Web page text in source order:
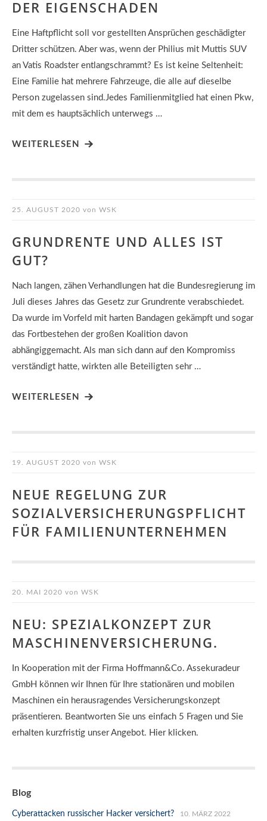
DER EIGENSCHADEN
Eine Haftpflicht soll vor gestellten Ansprüchen geschädigter
Dritter schützen. Aber was, wenn der Philius mit Muttis SUV
an Vatis Roadster entlangschrammt? Es ist keine Seltenheit:
Eine Familie hat mehrere Fahrzeuge, die alle auf dieselbe
Person zugelassen sind.Jedes Familienmitglied hat einen Pkw,
mit dem es hauptsächlich unterwegs …
WEITERLESEN
25. AUGUST 2020 von WSK
GRUNDRENTE UND ALLES IST
GUT?
Nach langen, zähen Verhandlungen hat die Bundesregierung im
Juli dieses Jahres das Gesetz zur Grundrente verabschiedet.
Da wurde im Vorfeld mit harten Bandagen gekämpft und sogar
das Fortbestehen der großen Koalition davon
abhängiggemacht. Als man sich dann auf den Kompromiss
verständigt hatte, wirkten alle Beteiligten sehr …
WEITERLESEN
19. AUGUST 2020 von WSK
NEUE REGELUNG ZUR
SOZIALVERSICHERUNGSPFLICHT
FÜR FAMILIENUNTERNEHMEN
20. MAI 2020 von WSK
NEU: SPEZIALKONZEPT ZUR
MASCHINENVERSICHERUNG.
In Kooperation mit der Firma Hoffmann&Co. Assekuradeur
GmbH können wir Ihnen für Ihre stationären und mobilen
Maschinen ein herausragendes Versicherungskonzept
präsentieren. Beantworten Sie uns einfach 5 Fragen und Sie
erhalten kurzfristig unser Angebot. Hier klicken.
Blog
Cyberattacken russischer Hacker versichert? 10. MÄRZ 2022